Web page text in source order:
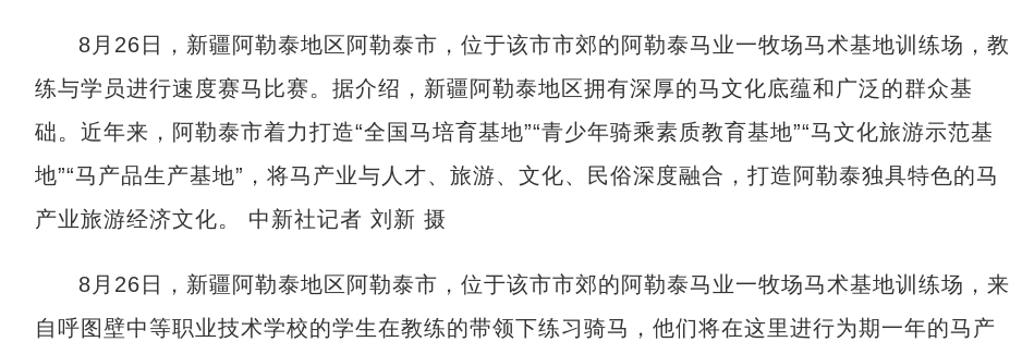
8月26日，新疆阿勒泰地区阿勒泰市，位于该市市郊的阿勒泰马业一牧场马术基地训练场，教
练与学员进行速度赛马比赛。据介绍，新疆阿勒泰地区拥有深厚的马文化底蕴和广泛的群众基
础。近年来，阿勒泰市着力打造“全国马培育基地”“青少年骑乘素质教育基地”“马文化旅游示范基
地”“马产品生产基地”，将马产业与人才、旅游、文化、民俗深度融合，打造阿勒泰独具特色的马
产业旅游经济文化。 中新社记者 刘新 摄
8月26日，新疆阿勒泰地区阿勒泰市，位于该市市郊的阿勒泰马业一牧场马术基地训练场，来
自呼图壁中等职业技术学校的学生在教练的带领下练习骑马，他们将在这里进行为期一年的马产